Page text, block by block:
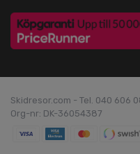
Skidresor.com - Tel. 040 606
Org-nr: DK-36054387